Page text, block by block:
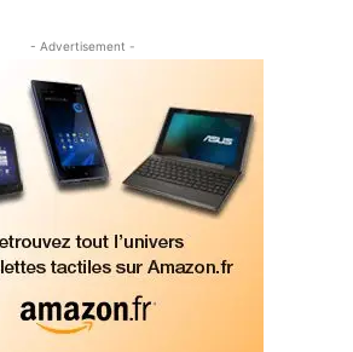
- Advertisement -